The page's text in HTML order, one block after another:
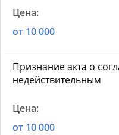
от 10 000
Признание акта о
недействительным
от 10 000